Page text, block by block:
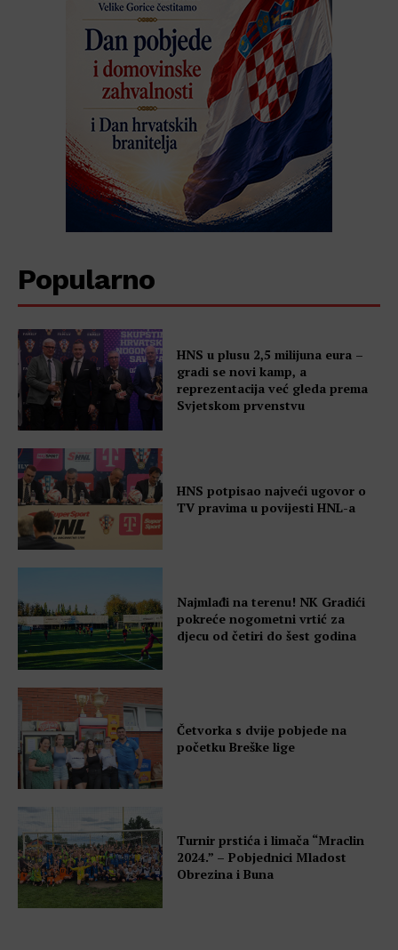
Popularno
HNS u plusu 2,5 milijuna eura –
gradi se novi kamp, a
reprezentacija već gleda prema
Svjetskom prvenstvu
HNS potpisao najveći ugovor o
TV pravima u povijesti HNL-a
Najmlađi na terenu! NK Gradići
pokreće nogometni vrtić za
djecu od četiri do šest godina
Četvorka s dvije pobjede na
početku Breške lige
Turnir prstića i limača “Mraclin
2024.” – Pobjednici Mladost
Obrezina i Buna